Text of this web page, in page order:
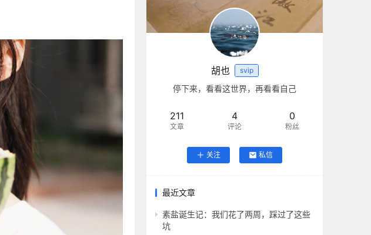
胡也 svip
停下来，看看这世界，再看看自己
211
文章
4
评论
0
粉丝
关注 私信
最近文章
素盐诞生记：我们花了两周，踩过了这些
坑